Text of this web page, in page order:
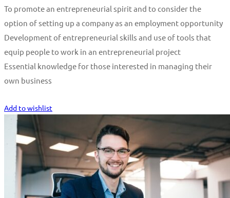
To promote an entrepreneurial spirit and to consider the
option of setting up a company as an employment opportunity
Development of entrepreneurial skills and use of tools that
equip people to work in an entrepreneurial project
Essential knowledge for those interested in managing their
own business
Add to wishlist